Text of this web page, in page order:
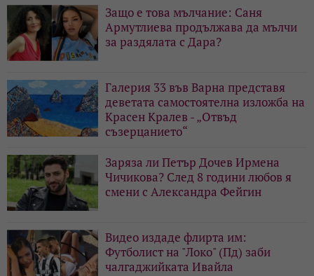
Защо е това мълчание: Саня
Армутлиева продължава да мълчи
за раздялата с Дара?
Галерия 33 във Варна представя
деветата самостоятелна изложба на
Красен Кралев - „Отвъд
съзерцанието“
Заряза ли Петър Дочев Ирмена
Чичикова? След 8 години любов я
смени с Александра Фейгин
Видео издаде флирта им:
Футболист на "Локо" (Пд) заби
чалгаджийката Ивайла